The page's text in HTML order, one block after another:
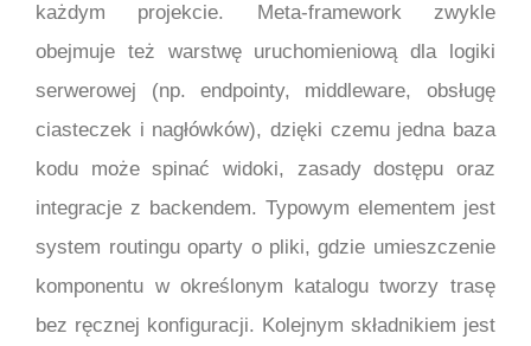
każdym projekcie. Meta-framework zwykle
obejmuje też warstwę uruchomieniową dla logiki
serwerowej (np. endpointy, middleware, obsługę
ciasteczek i nagłówków), dzięki czemu jedna baza
kodu może spinać widoki, zasady dostępu oraz
integracje z backendem. Typowym elementem jest
system routingu oparty o pliki, gdzie umieszczenie
komponentu w określonym katalogu tworzy trasę
bez ręcznej konfiguracji. Kolejnym składnikiem jest